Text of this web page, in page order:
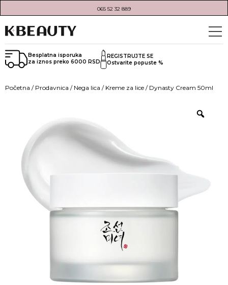
065 52 32 889
Besplatna isporuka
za iznos preko 6000 RSD
REGISTRUJTE SE
Ostvarite popuste %
Početna / Prodavnica / Nega lica / Kreme za lice / Dynasty Cream 50ml